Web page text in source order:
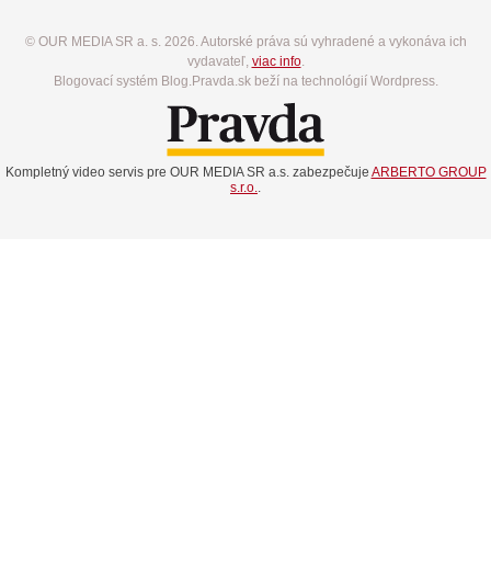
© OUR MEDIA SR a. s. 2026. Autorské práva sú vyhradené a vykonáva ich
vydavateľ, viac info.
Blogovací systém Blog.Pravda.sk beží na technológií Wordpress.
Kompletný video servis pre OUR MEDIA SR a.s. zabezpečuje ARBERTO GROUP
s.r.o..